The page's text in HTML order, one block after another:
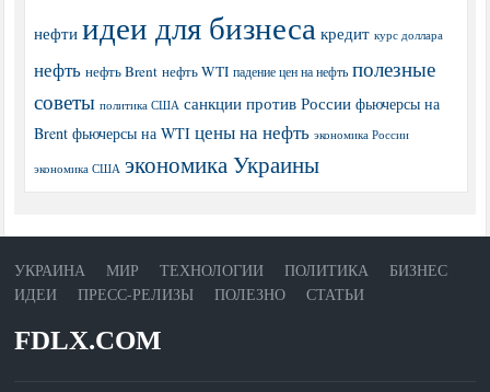
нефти идеи для бизнеса кредит курс доллара
нефть нефть Brent нефть WTI падение цен на нефть полезные
советы политика США санкции против России фьючерсы на
Brent фьючерсы на WTI цены на нефть экономика России
экономика США экономика Украины
УКРАИНА МИР ТЕХНОЛОГИИ ПОЛИТИКА
БИЗНЕС
ИДЕИ
ПРЕСС-РЕЛИЗЫ ПОЛЕЗНО СТАТЬИ
FDLX.COM